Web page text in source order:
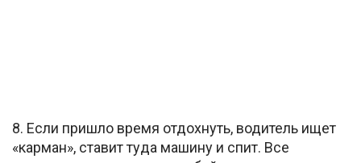
8. Если пришло время отдохнуть, водитель ищет
«карман», ставит туда машину и спит. Все